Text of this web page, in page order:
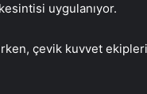
uygulanıyor.
çevik kuvvet